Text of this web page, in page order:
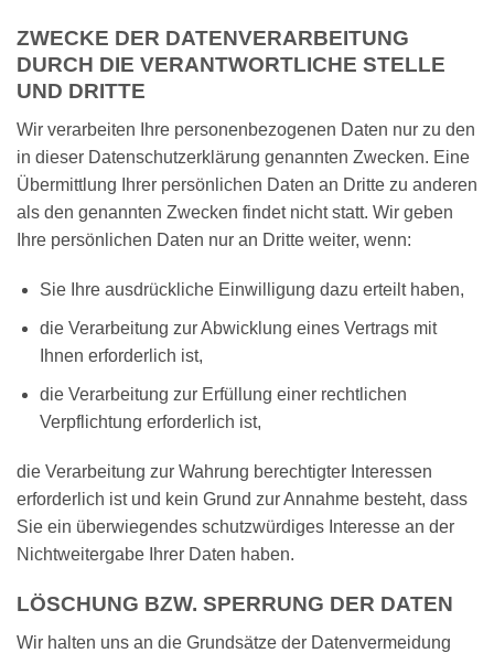
ZWECKE DER DATENVERARBEITUNG
DURCH DIE VERANTWORTLICHE STELLE
UND DRITTE
Wir verarbeiten Ihre personenbezogenen Daten nur zu den
in dieser Datenschutzerklärung genannten Zwecken. Eine
Übermittlung Ihrer persönlichen Daten an Dritte zu anderen
als den genannten Zwecken findet nicht statt. Wir geben
Ihre persönlichen Daten nur an Dritte weiter, wenn:
Sie Ihre ausdrückliche Einwilligung dazu erteilt haben,
die Verarbeitung zur Abwicklung eines Vertrags mit
Ihnen erforderlich ist,
die Verarbeitung zur Erfüllung einer rechtlichen
Verpflichtung erforderlich ist,
die Verarbeitung zur Wahrung berechtigter Interessen
erforderlich ist und kein Grund zur Annahme besteht, dass
Sie ein überwiegendes schutzwürdiges Interesse an der
Nichtweitergabe Ihrer Daten haben.
LÖSCHUNG BZW. SPERRUNG DER DATEN
Wir halten uns an die Grundsätze der Datenvermeidung